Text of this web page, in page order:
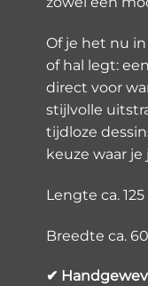
Of je het nu
of hal legt:
direct voor
stijlvolle
tijdloze
keuze waar
Lengte ca.
Breedte ca.
✔